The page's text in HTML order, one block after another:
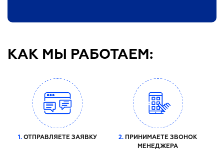
КАК МЫ РАБОТАЕМ:
1. ОТПРАВЛЯЕТЕ ЗАЯВКУ 2. ПРИНИМАЕТЕ ЗВОНОК
МЕНЕДЖЕРА